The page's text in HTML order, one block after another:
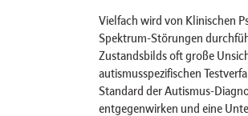
Vielfach wird von Klinischen
Spektrum-Störungen
Zustandsbilds oft große
autismusspezifischen
Standard der Autismus-
entgegenwirken und eine